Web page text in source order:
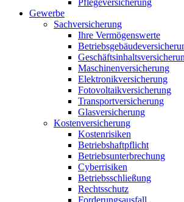
Pflegeversicherung
Gewerbe
Sachversicherung
Ihre Vermögenswerte
Maschinenversicherung
Elektronikversicherung
Fotovoltaikversicherung
Transportversicherung
Glasversicherung
Kostenversicherung
Kostenrisiken
Betriebshaftpflicht
Betriebsunterbrechung
Cyberrisiken
Betriebsschließung
Rechtsschutz
Forderungsausfall